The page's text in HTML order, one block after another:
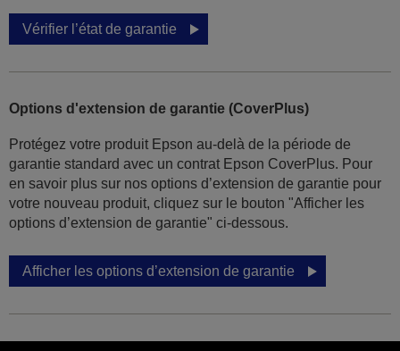
Vérifier l’état de garantie
Options d'extension de garantie (CoverPlus)
Protégez votre produit Epson au-delà de la période de
garantie standard avec un contrat Epson CoverPlus. Pour
en savoir plus sur nos options d’extension de garantie pour
votre nouveau produit, cliquez sur le bouton "Afficher les
options d’extension de garantie" ci-dessous.
Afficher les options d’extension de garantie